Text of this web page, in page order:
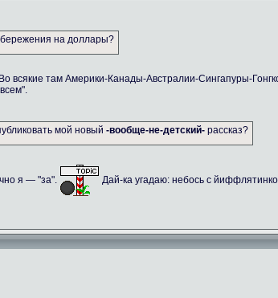
на доллары?
всякие там Америки-Канады-Австралии-Сингапуры-
мой новый -вообще-не-детский- рассказ?
я — "за". Дай-ка угадаю: небось с